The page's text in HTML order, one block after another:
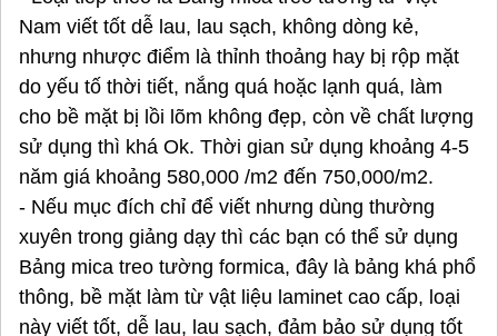
Nam viết tốt dễ lau, lau sạch, không dòng kẻ,
nhưng nhược điểm là thỉnh thoảng hay bị rộp mặt
do yếu tố thời tiết, nắng quá hoặc lạnh quá, làm
cho bề mặt bị lồi lõm không đẹp, còn về chất lượng
sử dụng thì khá Ok. Thời gian sử dụng khoảng 4-5
năm giá khoảng 580,000 /m2 đến 750,000/m2.
- Nếu mục đích chỉ để viết nhưng dùng thường
xuyên trong giảng dạy thì các bạn có thể sử dụng
Bảng mica treo tường formica, đây là bảng khá phổ
thông, bề mặt làm từ vật liệu laminet cao cấp, loại
này viết tốt, dễ lau, lau sạch, đảm bảo sử dụng tốt